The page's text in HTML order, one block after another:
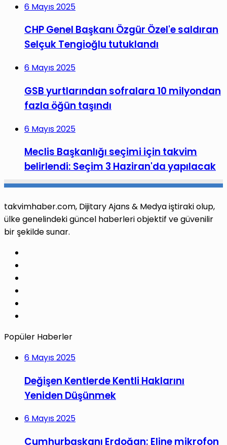
6 Mayıs 2025
CHP Genel Başkanı Özgür Özel'e saldıran
Selçuk Tengioğlu tutuklandı
6 Mayıs 2025
GSB yurtlarından sofralara 10 milyondan
fazla öğün taşındı
6 Mayıs 2025
Meclis Başkanlığı seçimi için takvim
belirlendi: Seçim 3 Haziran'da yapılacak
takvimhaber.com, Dijitary Ajans & Medya iştiraki olup,
ülke genelindeki güncel haberleri objektif ve güvenilir
bir şekilde sunar.
Popüler Haberler
6 Mayıs 2025
Değişen Kentlerde Kentli Haklarını
Yeniden Düşünmek
6 Mayıs 2025
Cumhurbaşkanı Erdoğan: Eline mikrofon